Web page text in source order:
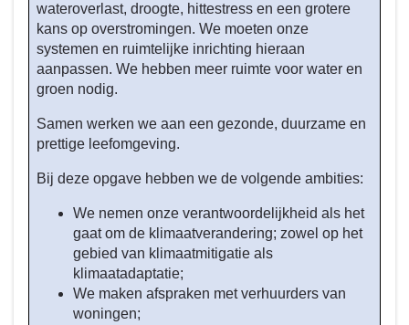
wateroverlast, droogte, hittestress en een grotere
kans op overstromingen. We moeten onze
systemen en ruimtelijke inrichting hieraan
aanpassen. We hebben meer ruimte voor water en
groen nodig.
Samen werken we aan een gezonde, duurzame en
prettige leefomgeving.
Bij deze opgave hebben we de volgende ambities:
We nemen onze verantwoordelijkheid als het
gaat om de klimaatverandering; zowel op het
gebied van klimaatmitigatie als
klimaatadaptatie;
We maken afspraken met verhuurders van
woningen;